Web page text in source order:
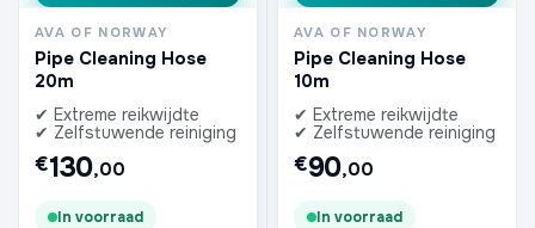
AVA OF NORWAY
Pipe Cleaning Hose
20m
✔ Extreme reikwijdte
✔ Zelfstuwende reiniging
€130,00
In voorraad
AVA OF NORWAY
Pipe Cleaning Hose
10m
✔ Extreme reikwijdte
✔ Zelfstuwende reiniging
€90,00
In voorraad